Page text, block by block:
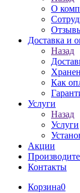
О
Доставка и
Назад
Как
Услуги
Назад
Услуги
Акции
Контакты
Корзина0